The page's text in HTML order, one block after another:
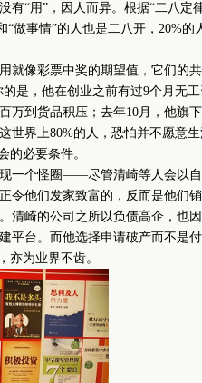
“用”，因人而异。根据“二八定
“做事情”的人也是二八开，20%
像彩票中奖的期望值，它们的
是，他在创业之前有过9个月无
万到货品积压；去年10月，他旗
世界上80%的人，恐怕并不愿意
的必要条件。
个怪圈——尽管清崎等人会以自
令他们发家致富的，反而是他们
清崎的公司之所以负债高企，也
平台。而他选择申请破产而不是
亦为业界不齿。